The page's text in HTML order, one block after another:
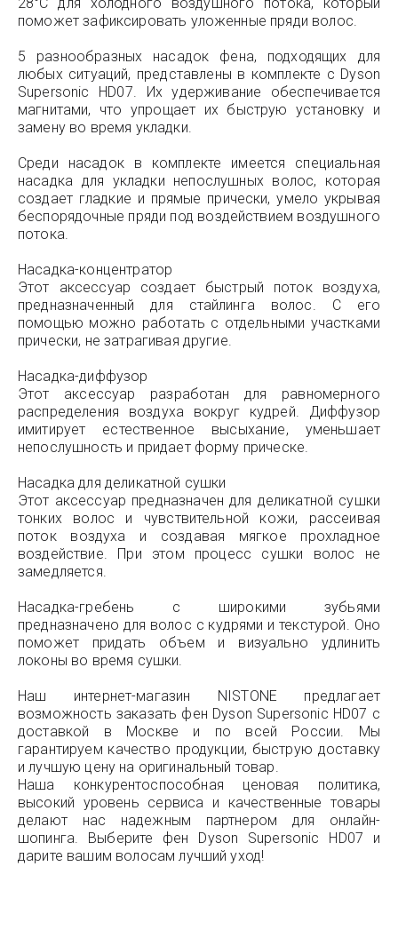
поможет зафиксировать уложенные пряди волос.
5 разнообразных насадок фена, подходящих для
любых ситуаций, представлены в комплекте с Dyson
Supersonic HD07. Их удерживание обеспечивается
магнитами, что упрощает их быструю установку и
замену во время укладки.
Среди насадок в комплекте имеется специальная
насадка для укладки непослушных волос, которая
создает гладкие и прямые прически, умело укрывая
беспорядочные пряди под воздействием воздушного
потока.
Насадка-концентратор
Этот аксессуар создает быстрый поток воздуха,
предназначенный для стайлинга волос. С его
помощью можно работать с отдельными участками
прически, не затрагивая другие.
Насадка-диффузор
Этот аксессуар разработан для равномерного
распределения воздуха вокруг кудрей. Диффузор
имитирует естественное высыхание, уменьшает
непослушность и придает форму прическе.
Насадка для деликатной сушки
Этот аксессуар предназначен для деликатной сушки
тонких волос и чувствительной кожи, рассеивая
поток воздуха и создавая мягкое прохладное
воздействие. При этом процесс сушки волос не
замедляется.
Насадка-гребень с широкими зубьями
предназначено для волос с кудрями и текстурой. Оно
поможет придать объем и визуально удлинить
локоны во время сушки.
Наш интернет-магазин NISTONE предлагает
возможность заказать фен Dyson Supersonic HD07 с
доставкой в Москве и по всей России. Мы
гарантируем качество продукции, быструю доставку
и лучшую цену на оригинальный товар.
Наша конкурентоспособная ценовая политика,
высокий уровень сервиса и качественные товары
делают нас надежным партнером для онлайн-
шопинга. Выберите фен Dyson Supersonic HD07 и
дарите вашим волосам лучший уход!